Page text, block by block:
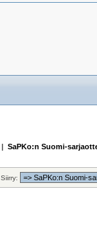
| SaPKo:n Suomi-
Siirry: